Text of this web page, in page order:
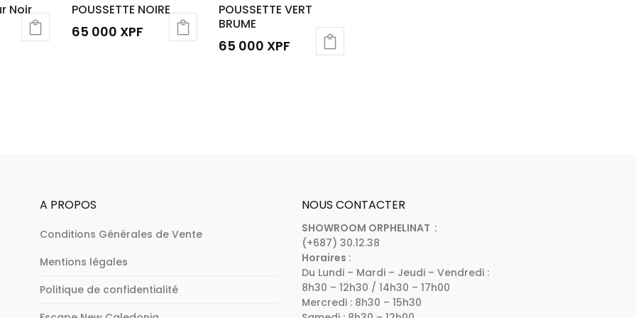
Noir
POUSSETTE NOIRE
65 000 XPF
POUSSETTE VERT
BRUME
65 000 XPF
A PROPOS
Conditions Générales de Vente
Mentions légales
Politique de confidentialité
NOUS CONTACTER
SHOWROOM ORPHELINAT :
(+687) 30.12.38
Horaires :
Du Lundi – Mardi – Jeudi – Vendredi :
8h30 – 12h30 / 14h30 – 17h00
Mercredi : 8h30 – 15h30